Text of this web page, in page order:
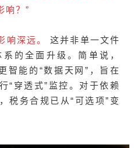
响？”
响深远。这并非单一文件
的全面升级。简单说，
智能的“数据天网”，旨在
“穿透式”监控。对于依赖
税务合规已从“可选项”变